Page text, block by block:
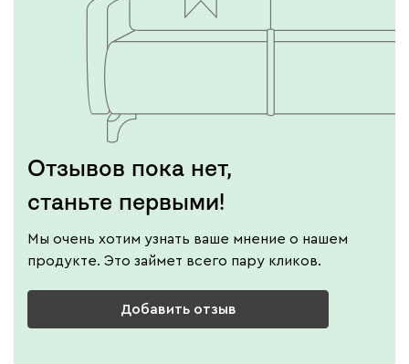
Отзывов пока нет,
станьте первыми!
Мы очень хотим узнать ваше мнение о нашем
продукте. Это займет всего пару кликов.
Добавить отзыв